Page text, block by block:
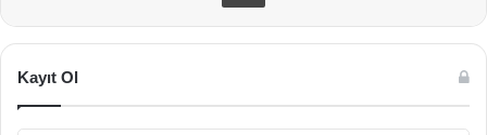
Kayıt Ol